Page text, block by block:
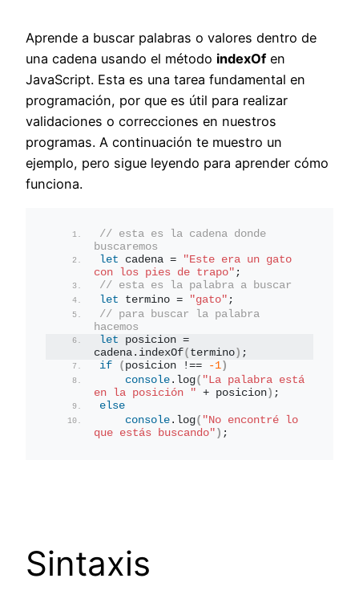
Aprende a buscar palabras o valores dentro de
una cadena usando el método indexOf en
JavaScript. Esta es una tarea fundamental en
programación, por que es útil para realizar
validaciones o correcciones en nuestros
programas. A continuación te muestro un
ejemplo, pero sigue leyendo para aprender cómo
funciona.
// esta es la cadena donde
buscaremos
let cadena =
"Este era un gato
con los pies de trapo" ;
// esta es la palabra a buscar
let termino = "gato" ;
// para buscar la palabra
hacemos
let posicion =
cadena. indexOf( termino) ;
if
( posicion !== -1)
console . log( "La palabra está
en la posición " + posicion) ;
else
console . log( "No encontré lo
que estás buscando" ) ;
Sintaxis